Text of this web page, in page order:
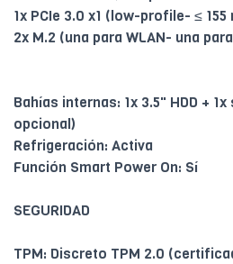
1x PCIe 3.0 x1 (low-profile- ≤ 155
2x M.2 (una para WLAN- una
Bahías internas: 1x 3.5" HDD + 1x
opcional)
Refrigeración: Activa
Función Smart Power On: Sí
SEGURIDAD
TPM: Discreto TPM 2.0